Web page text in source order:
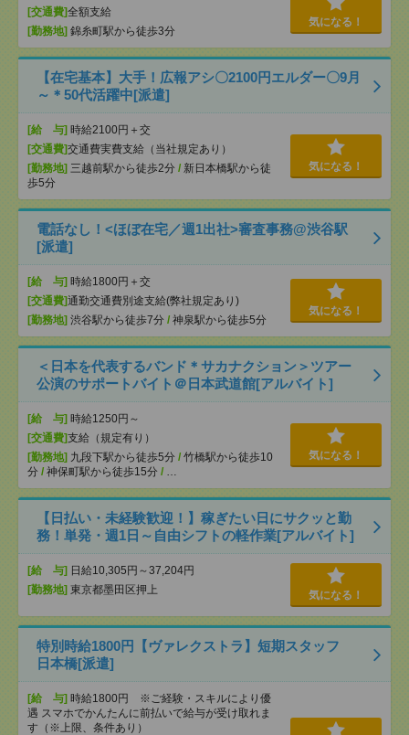
[交通費]全額支給
[勤務地] 錦糸町駅から徒歩3分
気になる！
【在宅基本】大手！広報アシ〇2100円エルダー〇9月
～＊50代活躍中[派遣]
[給 与] 時給2100円＋交
[交通費]交通費実費支給（当社規定あり）
[勤務地] 三越前駅から徒歩2分 / 新日本橋駅から徒
歩5分
気になる！
電話なし！<ほぼ在宅／週1出社>審査事務@渋谷駅
[派遣]
[給 与] 時給1800円＋交
[交通費]通勤交通費別途支給(弊社規定あり)
[勤務地] 渋谷駅から徒歩7分 / 神泉駅から徒歩5分
気になる！
＜日本を代表するバンド＊サカナクション＞ツアー
公演のサポートバイト＠日本武道館[アルバイト]
[給 与] 時給1250円～
[交通費]支給（規定有り）
[勤務地] 九段下駅から徒歩5分 / 竹橋駅から徒歩10
分 / 神保町駅から徒歩15分 / …
気になる！
【日払い・未経験歓迎！】稼ぎたい日にサクッと勤
務！単発・週1日～自由シフトの軽作業[アルバイト]
[給 与] 日給10,305円～37,204円
[勤務地] 東京都墨田区押上 気になる！
特別時給1800円【ヴァレクストラ】短期スタッフ
日本橋[派遣]
[給 与] 時給1800円 ※ご経験・スキルにより優
遇 スマホでかんたんに前払いで給与が受け取れま
す（※上限、条件あり）